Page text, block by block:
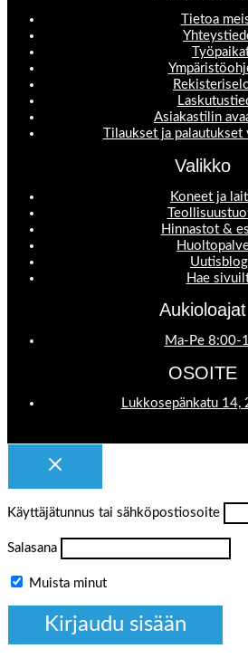
Tietoa
Asiakastilin
Tilaukset ja
Valikko
Koneet ja
Hinnastot &
Hae
Aukioloajat
Ma-Pe 8:00-
OSOITE
Lukkosepänkatu 14,
Käyttäjätunnus tai sähköpostiosoite
Salasana
Muista minut